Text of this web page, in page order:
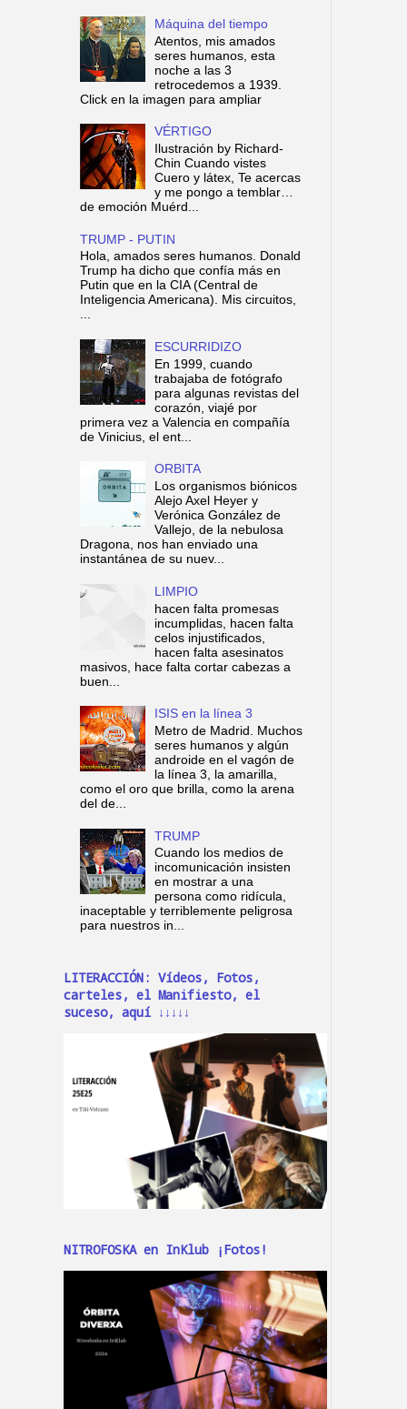
Máquina del tiempo
Atentos, mis amados
seres humanos, esta
noche a las 3
retrocedemos a 1939.
Click en la imagen para ampliar
VÉRTIGO
Ilustración by Richard-
Chin Cuando vistes
Cuero y látex, Te acercas
y me pongo a temblar…
de emoción Muérd...
TRUMP - PUTIN
Hola, amados seres humanos. Donald
Trump ha dicho que confía más en
Putin que en la CIA (Central de
Inteligencia Americana). Mis circuitos,
...
ESCURRIDIZO
En 1999, cuando
trabajaba de fotógrafo
para algunas revistas del
corazón, viajé por
primera vez a Valencia en compañía
de Vinicius, el ent...
ORBITA
Los organismos biónicos
Alejo Axel Heyer y
Verónica González de
Vallejo, de la nebulosa
Dragona, nos han enviado una
instantánea de su nuev...
LIMPIO
hacen falta promesas
incumplidas, hacen falta
celos injustificados,
hacen falta asesinatos
masivos, hace falta cortar cabezas a
buen...
ISIS en la línea 3
Metro de Madrid. Muchos
seres humanos y algún
androide en el vagón de
la línea 3, la amarilla,
como el oro que brilla, como la arena
del de...
TRUMP
Cuando los medios de
incomunicación insisten
en mostrar a una
persona como ridícula,
inaceptable y terriblemente peligrosa
para nuestros in...
LITERACCIÓN: Vídeos, Fotos,
carteles, el Manifiesto, el
suceso, aquí ↓↓↓↓↓
NITROFOSKA en InKlub ¡Fotos!